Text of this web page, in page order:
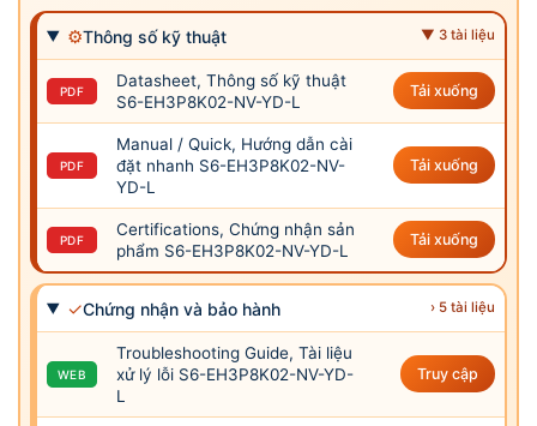
⚙Thông số kỹ thuật ▼ 3 tài liệu
PDF
Datasheet, Thông số kỹ thuật
S6-EH3P8K02-NV-YD-L
Tải xuống
PDF
Manual / Quick, Hướng dẫn cài
đặt nhanh S6-EH3P8K02-NV-
YD-L
Tải xuống
PDF
Certifications, Chứng nhận sản
phẩm S6-EH3P8K02-NV-YD-L
Tải xuống
✓Chứng nhận và bảo hành › 5 tài liệu
WEB
Troubleshooting Guide, Tài liệu
xử lý lỗi S6-EH3P8K02-NV-YD-
L
Truy cập